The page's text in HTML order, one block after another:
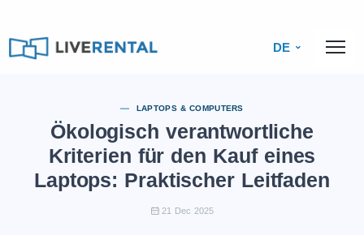
DE
LAPTOPS & COMPUTERS
Ökologisch verantwortliche
Kriterien für den Kauf eines
Laptops: Praktischer Leitfaden
21 Dec 2025